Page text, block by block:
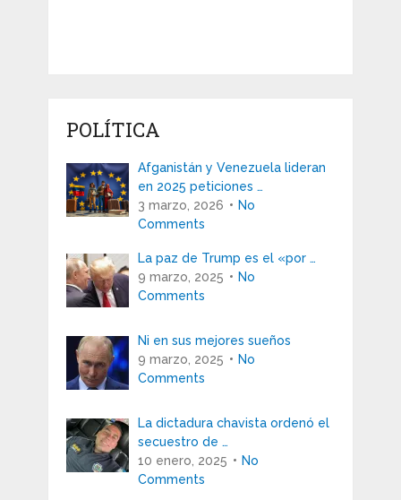
POLÍTICA
Afganistán y Venezuela lideran
en 2025 peticiones …
3 marzo, 2026
No
Comments
La paz de Trump es el «por …
9 marzo, 2025
No
Comments
Ni en sus mejores sueños
9 marzo, 2025
No
Comments
La dictadura chavista ordenó el
secuestro de …
10 enero, 2025
No
Comments